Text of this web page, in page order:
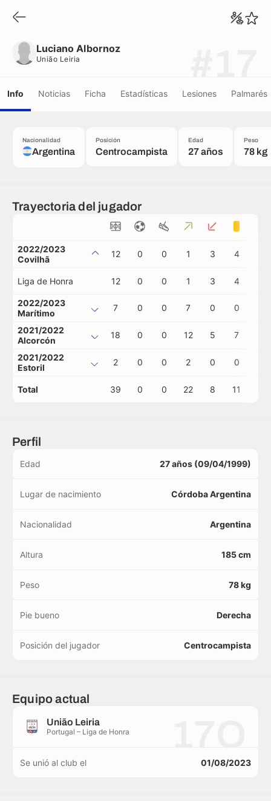
Luciano Albornoz
União Leiria
Info Noticias Ficha Estadísticas Lesiones Palmarés
Nacionalidad
Argentina
Posición
Centrocampista
Edad
27 años
Peso
78 kg
Trayectoria del jugador
2022/2023
Covilhã
12 0 0 1 3 4
Liga de Honra 12 0 0 1 3 4
2022/2023
Marítimo
7 0 0 7 0 0
2021/2022
Alcorcón
18 0 0 12 5 7
2021/2022
Estoril
2 0 0 2 0 0
Total 39 0 0 22 8 11
Perfil
Edad 27 años (09/04/1999)
Lugar de nacimiento Córdoba Argentina
Nacionalidad Argentina
Altura 185 cm
Peso 78 kg
Pie bueno Derecha
Posición del jugador Centrocampista
Equipo actual
União Leiria
Portugal – Liga de Honra
Se unió al club el 01/08/2023